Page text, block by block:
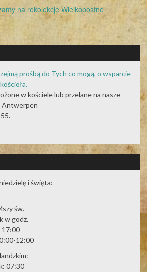
na rekolekcje Wielkopostne
prośbą do Tych co mogą, o wsparcie
w kościele lub przelane na nasze
Antwerpen
i święta:
św.
w godz.
17:00
12:00
07:30